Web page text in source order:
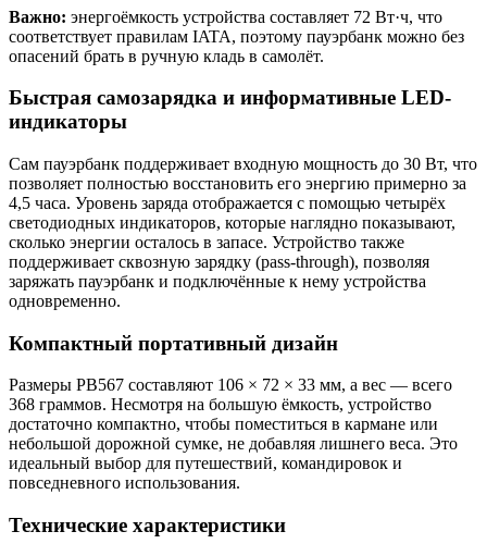
Важно: энергоёмкость устройства составляет 72 Вт·ч, что
соответствует правилам IATA, поэтому пауэрбанк можно без
опасений брать в ручную кладь в самолёт.
Быстрая самозарядка и информативные LED-
индикаторы
Сам пауэрбанк поддерживает входную мощность до 30 Вт, что
позволяет полностью восстановить его энергию примерно за
4,5 часа. Уровень заряда отображается с помощью четырёх
светодиодных индикаторов, которые наглядно показывают,
сколько энергии осталось в запасе. Устройство также
поддерживает сквозную зарядку (pass-through), позволяя
заряжать пауэрбанк и подключённые к нему устройства
одновременно.
Компактный портативный дизайн
Размеры PB567 составляют 106 × 72 × 33 мм, а вес — всего
368 граммов. Несмотря на большую ёмкость, устройство
достаточно компактно, чтобы поместиться в кармане или
небольшой дорожной сумке, не добавляя лишнего веса. Это
идеальный выбор для путешествий, командировок и
повседневного использования.
Технические характеристики